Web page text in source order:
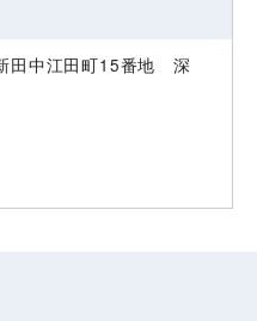
田中江田町15番地 深